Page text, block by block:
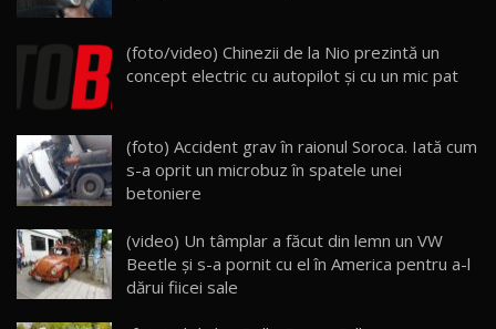
Lynk & Co 01 / Test Drive AutoBlog.MD
25:19
24
ZEEKR 009: Cel mai Performant și Confortabil
Van Electric Testat în Moldova / AutoBlog.MD
26:38
25
mai Exclusiv și Puternic Defender Testat în
Moldova
32:21
26
(foto/video) Chinezii de la Nio prezintă un
concept electric cu autopilot şi cu un mic pat
(foto) Accident grav în raionul Soroca. Iată cum
s-a oprit un microbuz în spatele unei
betoniere
(video) Un tâmplar a făcut din lemn un VW
Beetle şi s-a pornit cu el în America pentru a-l
dărui fiicei sale